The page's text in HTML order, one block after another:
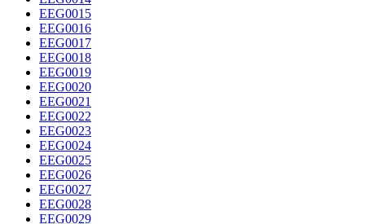
EEG0015
EEG0016
EEG0017
EEG0018
EEG0019
EEG0020
EEG0021
EEG0022
EEG0023
EEG0024
EEG0025
EEG0026
EEG0027
EEG0028
EEG0029